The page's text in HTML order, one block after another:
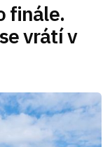
finále.
vrátí v